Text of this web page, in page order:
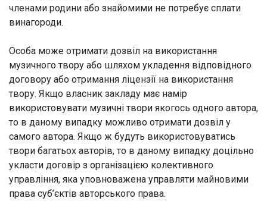
членами родини або знайомими не потребує сплати
винагороди.
Особа може отримати дозвіл на використання
музичного твору або шляхом укладення відповідного
договору або отримання ліцензії на використання
твору. Якщо власник закладу має намір
використовувати музичні твори якогось одного автора,
то в даному випадку можливо отримати дозвіл у
самого автора. Якщо ж будуть використовуватись
твори багатьох авторів, то в даному випадку доцільно
укласти договір з організацією колективного
управління, яка уповноважена управляти майновими
права суб’єктів авторського права.